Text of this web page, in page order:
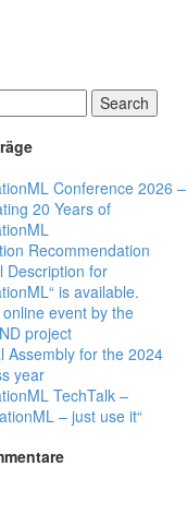
Search
Conference 2026 –
20 Years of
Recommendation
Description for
is available.
event by the
project
Assembly for the 2024
year
TechTalk –
– just use it“